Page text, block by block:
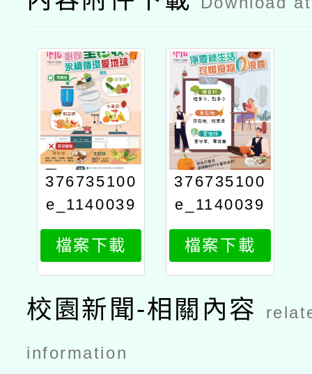
376735100
e_1140039
494_attach
1
檔案下載
376735100
e_1140039
494_attach
2
檔案下載
校園新聞-相關內容
information